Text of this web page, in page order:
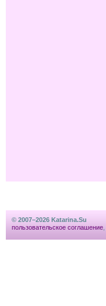
© 2007–2026 Katarina.Su
пользовательское соглашение